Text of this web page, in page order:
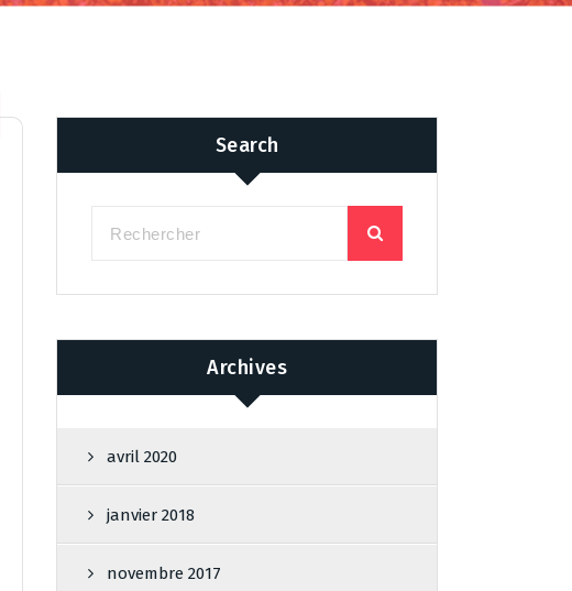
Search
Archives
avril 2020
janvier 2018
novembre 2017